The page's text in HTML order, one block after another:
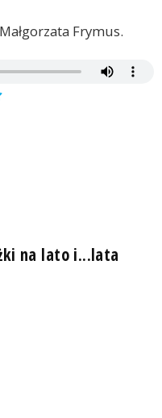
Frymus.
na lato i...lata